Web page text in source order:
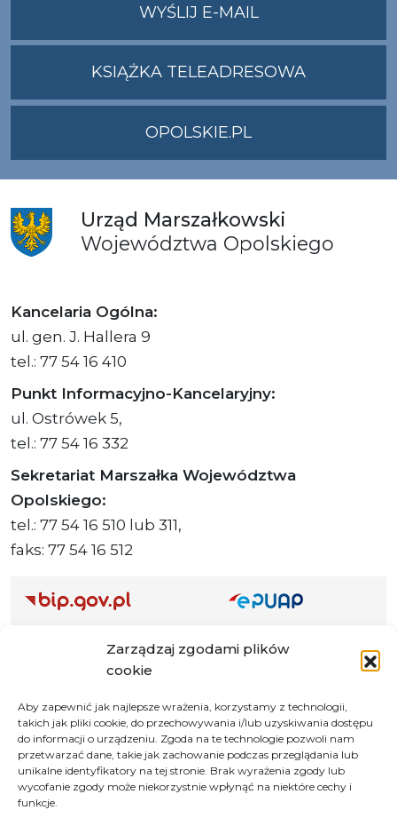
Zarządzaj zgodami plików
cookie
Aby zapewnić jak najlepsze wrażenia, korzystamy z technologii,
takich jak pliki cookie, do przechowywania i/lub uzyskiwania dostępu
do informacji o urządzeniu. Zgoda na te technologie pozwoli nam
przetwarzać dane, takie jak zachowanie podczas przeglądania lub
unikalne identyfikatory na tej stronie. Brak wyrażenia zgody lub
wycofanie zgody może niekorzystnie wpłynąć na niektóre cechy i
funkcje.
WYŚLIJ E-MAILNA
ADRES
KSIĄŻKA TELEADRESOWA
OPOLSKIE.PL
Urząd Marszałkowski
Województwa Opolskiego
Kancelaria Ogólna:
ul. gen. J. Hallera 9
tel.: 77 54 16 410
Punkt Informacyjno-Kancelaryjny:
ul. Ostrówek 5,
tel.: 77 54 16 332
Sekretariat Marszałka Województwa
Opolskiego:
tel.: 77 54 16 510 lub 311,
faks: 77 54 16 512
Adres do e-Doręczeń
Polityka prywatności
Klauzula informacyjna RODO